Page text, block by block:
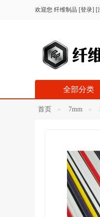
欢迎您 纤维制品 [登录] [
全部分类
首页 7mm